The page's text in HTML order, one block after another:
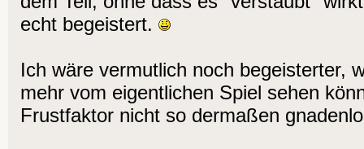
echt begeistert.
Ich wäre vermutlich noch begeisterter,
mehr vom eigentlichen Spiel sehen
Frustfaktor nicht so dermaßen